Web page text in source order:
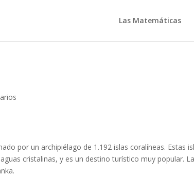
Las Matemáticas
por un archipiélago de 1.192 islas coralíneas. Estas
cristalinas, y es un destino turístico muy popular. La